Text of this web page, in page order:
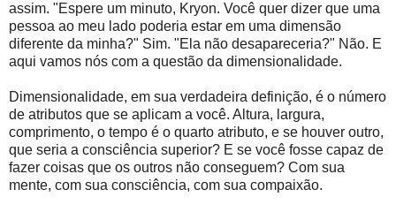
assim. "Espere um minuto, Kryon. Você quer dizer que uma
pessoa ao meu lado poderia estar em uma dimensão
diferente da minha?" Sim. "Ela não desapareceria?" Não. E
aqui vamos nós com a questão da dimensionalidade.
Dimensionalidade, em sua verdadeira definição, é o número
de atributos que se aplicam a você. Altura, largura,
comprimento, o tempo é o quarto atributo, e se houver outro,
que seria a consciência superior? E se você fosse capaz de
fazer coisas que os outros não conseguem? Com sua
mente, com sua consciência, com sua compaixão.